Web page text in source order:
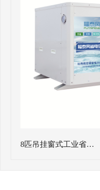
8匹吊挂窗式工业省…